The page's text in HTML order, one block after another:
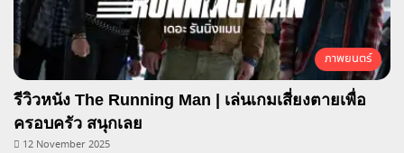
ภาพยนตร์
รีวิวหนัง The Running Man | เล่นเกมเสี่ยงตายเพื่อ
ครอบครัว สนุกเลย
12 November 2025